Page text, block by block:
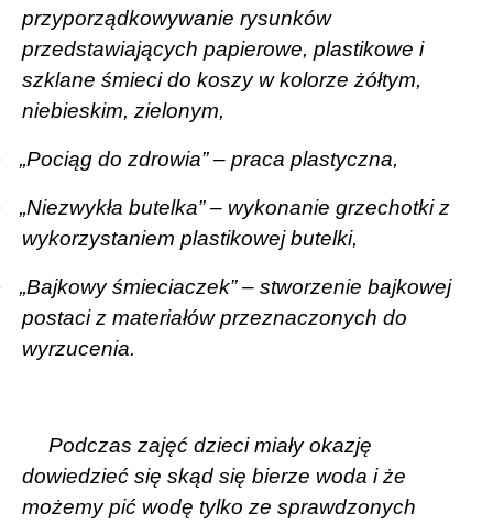
przyporządkowywanie rysunków
przedstawiających papierowe, plastikowe i
szklane śmieci do koszy w kolorze żółtym,
niebieskim, zielonym,
„Pociąg do zdrowia” – praca plastyczna,
„Niezwykła butelka” – wykonanie grzechotki z
wykorzystaniem plastikowej butelki,
„Bajkowy śmieciaczek” – stworzenie bajkowej
postaci z materiałów przeznaczonych do
wyrzucenia.
Podczas zajęć dzieci miały okazję
dowiedzieć się skąd się bierze woda i że
możemy pić wodę tylko ze sprawdzonych